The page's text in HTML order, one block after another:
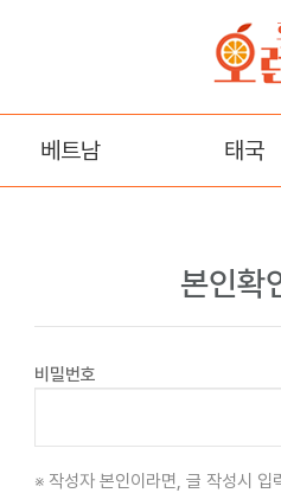
베트남
푸꾸옥
태국
본인확
비밀번호
작성자 본인이라면, 글 작성시 입